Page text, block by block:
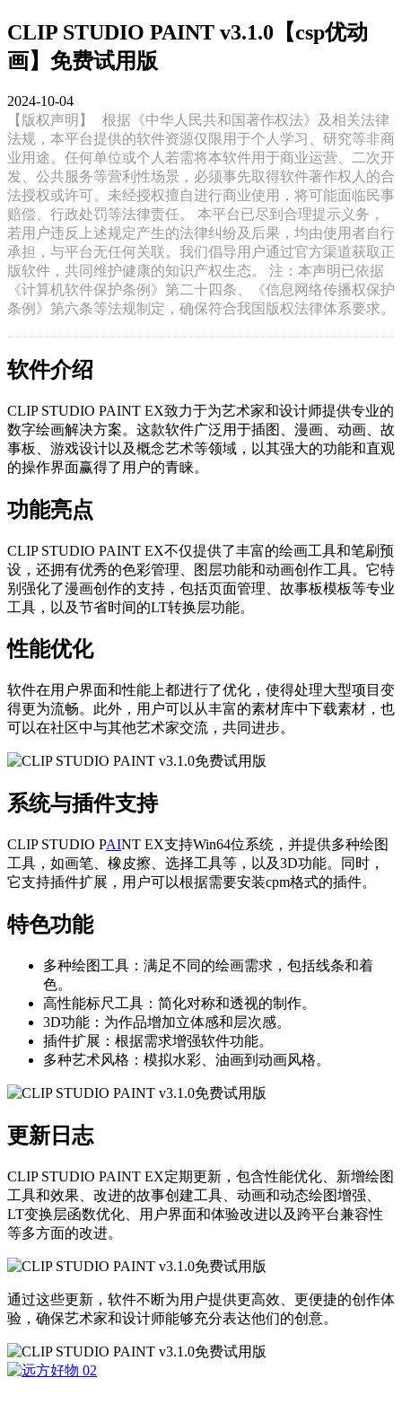
CLIP STUDIO PAINT v3.1.0【csp优动
画】免费试用版
2024-10-04
【版权声明】
根据《中华人民共和国著作权法》及相关法律
法规，本平台提供的软件资源仅限用于个人学习、研究等非商
业用途。任何单位或个人若需将本软件用于商业运营、二次开
发、公共服务等营利性场景，必须事先取得软件著作权人的合
法授权或许可。未经授权擅自进行商业使用，将可能面临民事
赔偿、行政处罚等法律责任。 本平台已尽到合理提示义务，
若用户违反上述规定产生的法律纠纷及后果，均由使用者自行
承担，与平台无任何关联。我们倡导用户通过官方渠道获取正
版软件，共同维护健康的知识产权生态。 注：本声明已依据
《计算机软件保护条例》第二十四条、《信息网络传播权保护
条例》第六条等法规制定，确保符合我国版权法律体系要求。
软件介绍
CLIP STUDIO PAINT EX致力于为艺术家和设计师提供专业的
数字绘画解决方案。这款软件广泛用于插图、漫画、动画、故
事板、游戏设计以及概念艺术等领域，以其强大的功能和直观
的操作界面赢得了用户的青睐。
功能亮点
CLIP STUDIO PAINT EX不仅提供了丰富的绘画工具和笔刷预
设，还拥有优秀的色彩管理、图层功能和动画创作工具。它特
别强化了漫画创作的支持，包括页面管理、故事板模板等专业
工具，以及节省时间的LT转换层功能。
性能优化
软件在用户界面和性能上都进行了优化，使得处理大型项目变
得更为流畅。此外，用户可以从丰富的素材库中下载素材，也
可以在社区中与其他艺术家交流，共同进步。
系统与插件支持
CLIP STUDIO PAINT EX支持Win64位系统，并提供多种绘图
工具，如画笔、橡皮擦、选择工具等，以及3D功能。同时，
它支持插件扩展，用户可以根据需要安装cpm格式的插件。
特色功能
多种绘图工具：满足不同的绘画需求，包括线条和着
色。
高性能标尺工具：简化对称和透视的制作。
3D功能：为作品增加立体感和层次感。
插件扩展：根据需求增强软件功能。
多种艺术风格：模拟水彩、油画到动画风格。
更新日志
CLIP STUDIO PAINT EX定期更新，包含性能优化、新增绘图
工具和效果、改进的故事创建工具、动画和动态绘图增强、
LT变换层函数优化、用户界面和体验改进以及跨平台兼容性
等多方面的改进。
通过这些更新，软件不断为用户提供更高效、更便捷的创作体
验，确保艺术家和设计师能够充分表达他们的创意。